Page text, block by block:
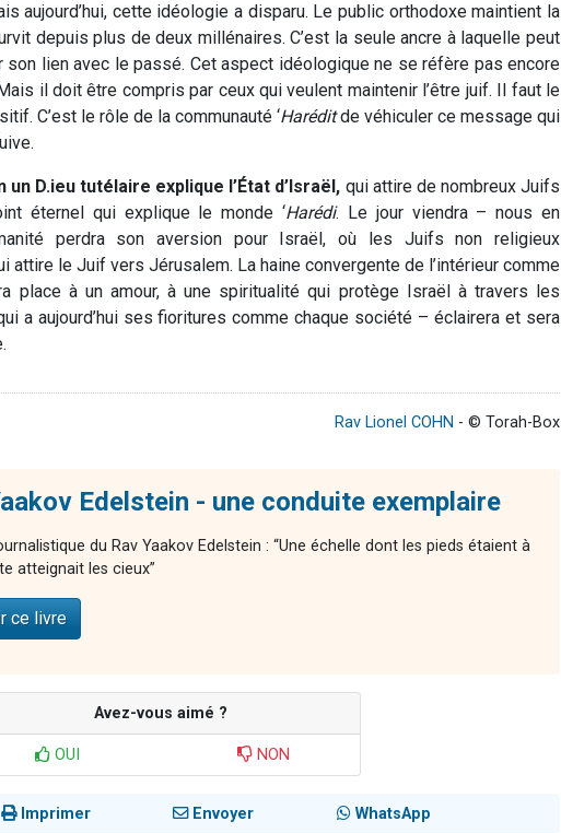
aujourd’hui, cette idéologie a disparu. Le public orthodoxe maintient la
depuis plus de deux millénaires. C’est la seule ancre à laquelle peut
lien avec le passé. Cet aspect idéologique ne se réfère pas encore
il doit être compris par ceux qui veulent maintenir l’être juif. Il faut le
C’est le rôle de la communauté ‘Haréditde véhiculer ce message qui
D.ieu tutélaire explique l’État d’Israël, qui attire de nombreux Juifs
éternel qui explique le monde ‘Harédi. Le jour viendra – nous en
perdra son aversion pour Israël, où les Juifs non religieux
attire le Juif vers Jérusalem. La haine convergente de l’intérieur comme
place à un amour, à une spiritualité qui protège Israël à travers les
a aujourd’hui ses fioritures comme chaque société – éclairera et sera
Rav Lionel COHN - © Torah-Box
Edelstein - une conduite exemplaire
du Rav Yaakov Edelstein : “Une échelle dont les pieds étaient à
atteignait les cieux”
ce livre
Avez-vous aimé ?
OUI NON
Imprimer Envoyer WhatsApp